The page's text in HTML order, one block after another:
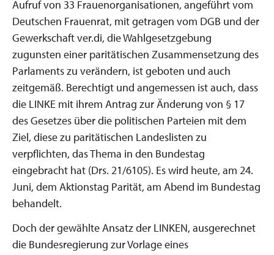
Aufruf von 33 Frauenorganisationen, angeführt vom
Deutschen Frauenrat, mit getragen vom DGB und der
Gewerkschaft ver.di, die Wahlgesetzgebung
zugunsten einer paritätischen Zusammensetzung des
Parlaments zu verändern, ist geboten und auch
zeitgemäß. Berechtigt und angemessen ist auch, dass
die LINKE mit ihrem Antrag zur Änderung von § 17
des Gesetzes über die politischen Parteien mit dem
Ziel, diese zu paritätischen Landeslisten zu
verpflichten, das Thema in den Bundestag
eingebracht hat (Drs. 21/6105). Es wird heute, am 24.
Juni, dem Aktionstag Parität, am Abend im Bundestag
behandelt.
Doch der gewählte Ansatz der LINKEN, ausgerechnet
die Bundesregierung zur Vorlage eines